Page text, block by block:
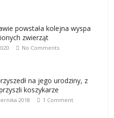
powstała kolejna wyspa
zwierząt
No Comments
na jego urodziny, z
koszykarze
2018 1 Comment